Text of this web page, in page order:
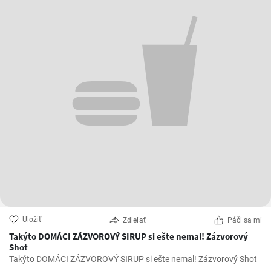
Uložiť Zdieľať Páči sa mi
Takýto DOMÁCI ZÁZVOROVÝ SIRUP si ešte nemal! Zázvorový
Shot
Takýto DOMÁCI ZÁZVOROVÝ SIRUP si ešte nemal! Zázvorový Shot